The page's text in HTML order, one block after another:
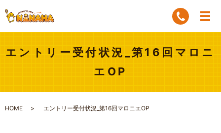
エントリー受付状況_第16回マロニ
エOP
HOME エントリー受付状況_第16回マロニエOP